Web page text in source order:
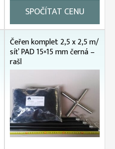
SPOČÍTAT CENU
Čeřen komplet 2,5 x 2,5 m/
síť PAD 15×15 mm černá –
rašl